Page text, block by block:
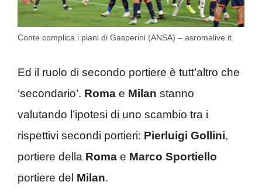
Conte complica i piani di Gasperini (ANSA) – asromalive.it
Ed il ruolo di secondo portiere è tutt’altro che
‘secondario’. Roma e Milan stanno
valutando l’ipotesi di uno scambio tra i
rispettivi secondi portieri: Pierluigi Gollini,
portiere della Roma e Marco Sportiello
portiere del Milan.